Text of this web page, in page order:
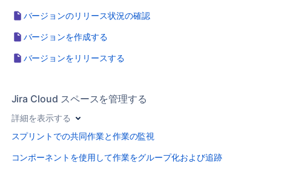
バージョンのリリース状況の確認
バージョンを作成する
バージョンをリリースする
Jira Cloud スペースを管理する
詳細を表示する
スプリントでの共同作業と作業の監視
コンポーネントを使用して作業をグループ化および追跡